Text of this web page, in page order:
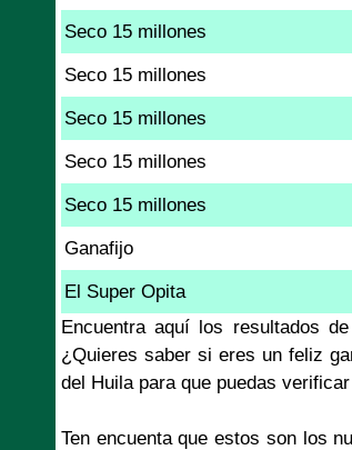
Seco 15 millones
Seco 15 millones
Seco 15 millones
Seco 15 millones
Seco 15 millones
Ganafijo
El Super Opita
Encuentra aquí los resultados
¿Quieres saber si eres un feliz
del Huila para que puedas
Ten encuenta que estos son los